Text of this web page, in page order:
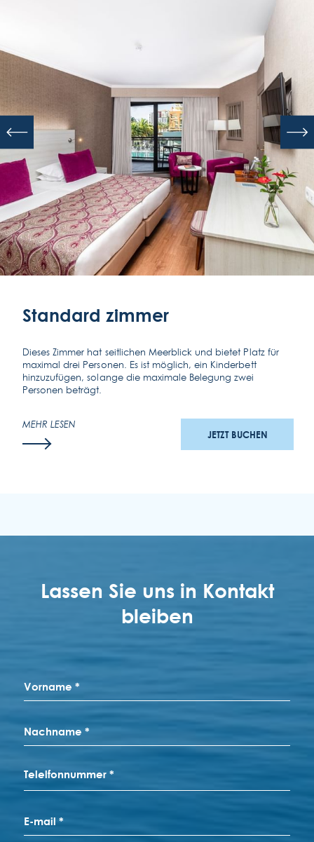
Standard zimmer
Dieses Zimmer hat seitlichen Meerblick und bietet Platz für
maximal drei Personen. Es ist möglich, ein Kinderbett
hinzuzufügen, solange die maximale Belegung zwei
Personen beträgt.
MEHR LESEN
JETZT BUCHEN